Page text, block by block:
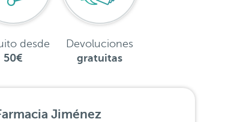
desde
50€
Devoluciones
gratuitas
Jiménez